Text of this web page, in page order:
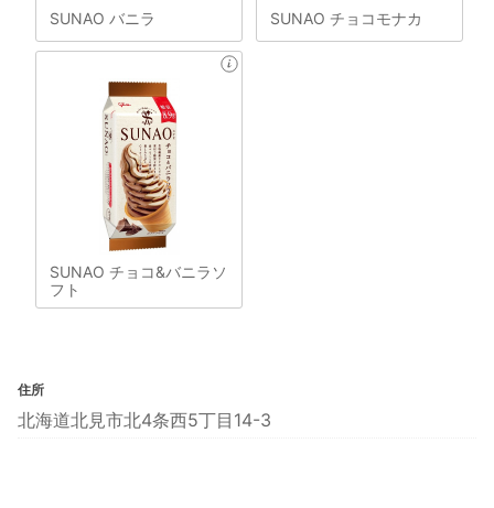
SUNAO バニラ SUNAO チョコモナカ
SUNAO チョコ&バニラソ
フト
住所
北海道北見市北4条西5丁目14-3